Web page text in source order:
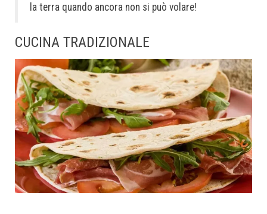
la terra quando ancora non si può volare!
CUCINA TRADIZIONALE